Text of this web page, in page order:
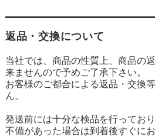
返品・交換について
当社では、商品の性質上、商品の
来ませんので予めご了承下さい。
お客様のご都合による返品・交換
ん。
発送前には十分な検品を行ってお
不備があった場合は到着後すぐに